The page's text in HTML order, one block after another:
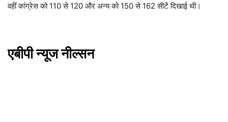
वहीं कांग्रेस को 110 से 120 और अन्य को 150 से 162 सीटें दिखाई थी।
एबीपी न्यूज नील्सन